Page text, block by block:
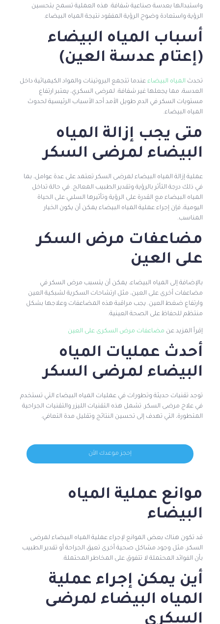
واستبدالها بعدسة صناعية شفافة. هذه العملية تسمح بتحسين
الرؤية واستعادة وضوح الرؤية المفقود نتيجة المياه البيضاء.
أسباب المياه البيضاء
(إعتام عدسة العين)
تحدث المياه البيضاء عندما تتجمع البروتينات والمواد الكيميائية داخل
العدسة، مما يجعلها غير شفافة. لمرضى السكري، يعتبر ارتفاع
مستويات السكر في الدم طويل الأمد أحد الأسباب الرئيسية لحدوث
المياه البيضاء.
متى يجب إزالة المياه
البيضاء لمرضى السكر
عملية إزالة المياه البيضاء لمرضى السكر تعتمد على عدة عوامل، بما
في ذلك درجة التأثر بالرؤية وتقدير الطبيب المعالج. في حالة تداخل
المياه البيضاء مع القدرة على الرؤية وتأثيرها السلبي على الحياة
اليومية، فإن إجراء عملية المياه البيضاء يمكن أن يكون الخيار
المناسب.
مضاعفات مرض السكر
على العين
بالإضافة إلى المياه البيضاء، يمكن أن يتسبب مرض السكر في
مضاعفات أخرى على العين، مثل ارتشاحات السكرية لشبكية العين
وارتفاع ضغط العين. يجب مراقبة هذه المضاعفات وعلاجها بشكل
منتظم للحفاظ على الصحة العينية.
إقرأ المزيد عن مضاعفات مرض السكرى على العين
أحدث عمليات المياه
البيضاء لمرضى السكر
توجد تقنيات حديثة وتطورات في عمليات المياه البيضاء التي تستخدم
في علاج مرضى السكر. تشمل هذه التقنيات الليزر والتقنيات الجراحية
المتطورة، التي تهدف إلى تحسين النتائج وتقليل مدة التعافي.
إحجز موعدك الأن
موانع عملية المياه
البيضاء
قد تكون هناك بعض الموانع لإجراء عملية المياه البيضاء لمرضى
السكر، مثل وجود مشاكل صحية أخرى تعيق الجراحة أو تقدير الطبيب
بأن الفوائد المحتملة لا تتفوق على المخاطر المحتملة.
أين يمكن إجراء عملية
المياه البيضاء لمرضى
السكري